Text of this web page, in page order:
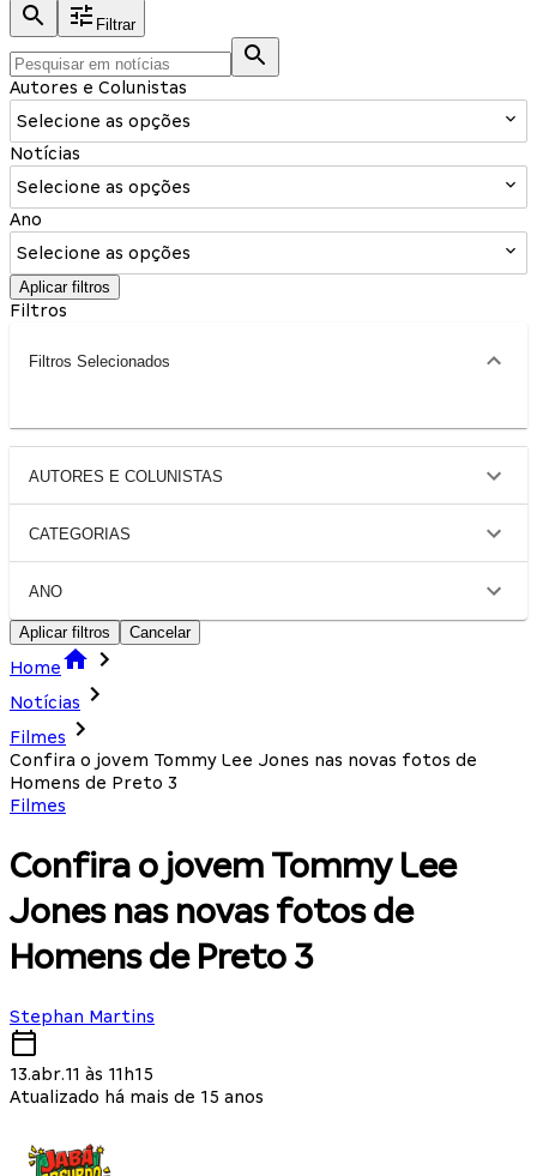
Filtrar
Autores e Colunistas
Selecione as opções
Notícias
Selecione as opções
Ano
Selecione as opções
Aplicar filtros
Filtros
Filtros Selecionados
AUTORES E COLUNISTAS
CATEGORIAS
ANO
Aplicar filtros Cancelar
Home
Notícias
Filmes
Confira o jovem Tommy Lee Jones nas novas fotos de
Homens de Preto 3
Filmes
Confira o jovem Tommy Lee
Jones nas novas fotos de
Homens de Preto 3
Stephan Martins
13.abr.11 às 11h15
Atualizado há mais de 15 anos